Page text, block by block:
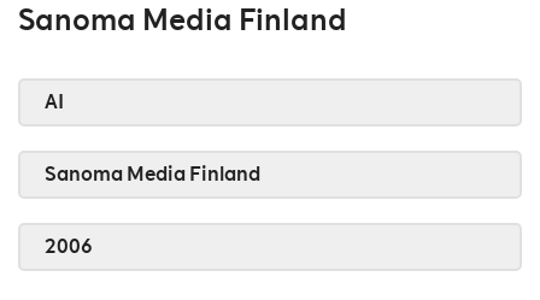
Sanoma Media Finland
AI
Sanoma Media Finland
2006